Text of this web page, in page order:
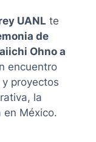
UANL te
de
Ohno a
encuentro
proyectos
la
en México.